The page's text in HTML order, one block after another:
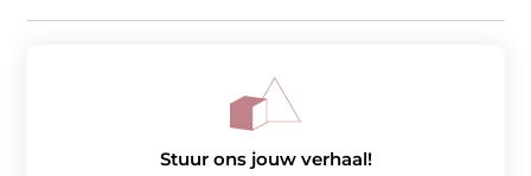
Stuur ons jouw verhaal!